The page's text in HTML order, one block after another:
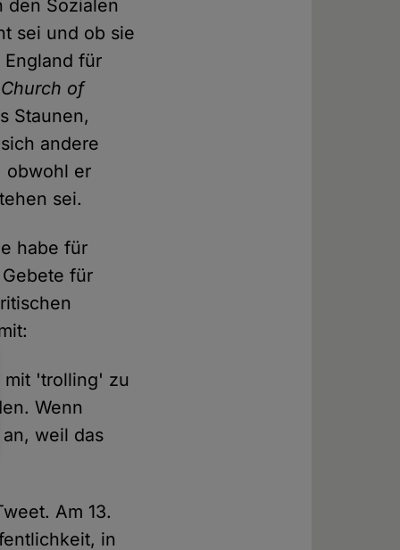
den Sozialen
sei und ob sie
für
Church of
Staunen,
andere
obwohl er
sei.
habe für
für
mit 'trolling' zu
Wenn
weil das
Am 13.
in